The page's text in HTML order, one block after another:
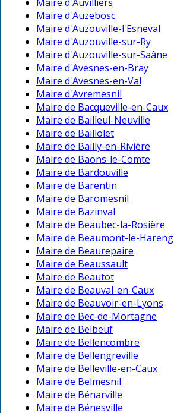
Maire d'Auzebosc
Maire d'Auzouville-l'Esneval
Maire d'Auzouville-sur-Ry
Maire d'Auzouville-sur-Saâne
Maire d'Avesnes-en-Bray
Maire d'Avesnes-en-Val
Maire d'Avremesnil
Maire de Bacqueville-en-Caux
Maire de Bailleul-Neuville
Maire de Baillolet
Maire de Bailly-en-Rivière
Maire de Baons-le-Comte
Maire de Bardouville
Maire de Barentin
Maire de Baromesnil
Maire de Bazinval
Maire de Beaubec-la-Rosière
Maire de Beaumont-le-Hareng
Maire de Beaurepaire
Maire de Beaussault
Maire de Beautot
Maire de Beauval-en-Caux
Maire de Beauvoir-en-Lyons
Maire de Bec-de-Mortagne
Maire de Belbeuf
Maire de Bellencombre
Maire de Bellengreville
Maire de Belleville-en-Caux
Maire de Belmesnil
Maire de Bénarville
Maire de Bénesville